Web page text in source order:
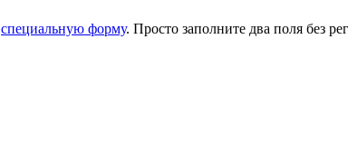
специальную форму. Просто заполните два поля без